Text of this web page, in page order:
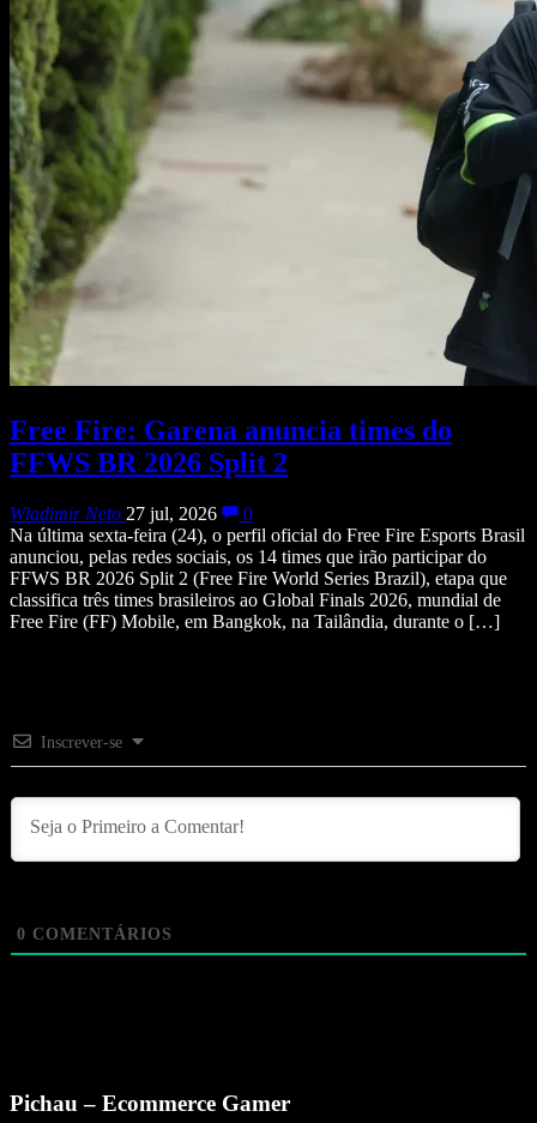
Free Fire: Garena anuncia times do
FFWS BR 2026 Split 2
Wladimir Neto 27 jul, 2026
0
Na última sexta-feira (24), o perfil oficial do Free Fire Esports Brasil
anunciou, pelas redes sociais, os 14 times que irão participar do
FFWS BR 2026 Split 2 (Free Fire World Series Brazil), etapa que
classifica três times brasileiros ao Global Finals 2026, mundial de
Free Fire (FF) Mobile, em Bangkok, na Tailândia, durante o […]
Inscrever-se
0 COMENTÁRIOS
Pichau – Ecommerce Gamer